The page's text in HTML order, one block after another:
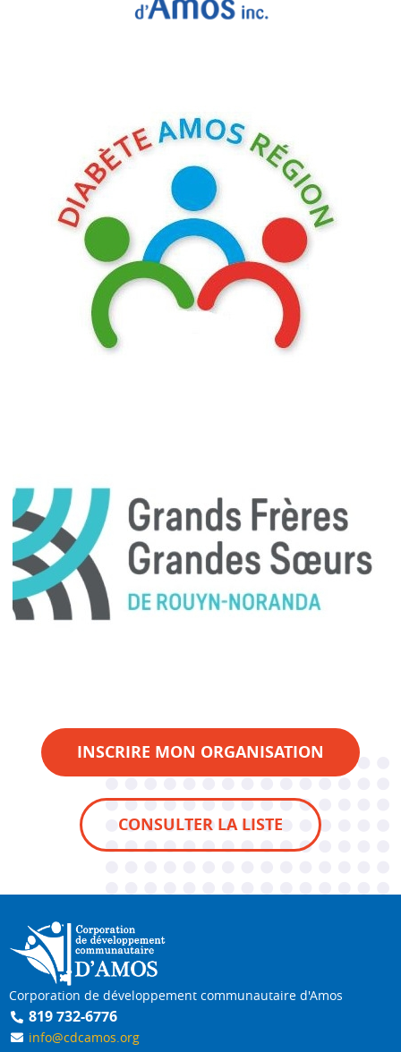
INSCRIRE MON ORGANISATION
CONSULTER LA LISTE
Corporation de développement communautaire d'Amos
819 732-6776
info@cdcamos.org